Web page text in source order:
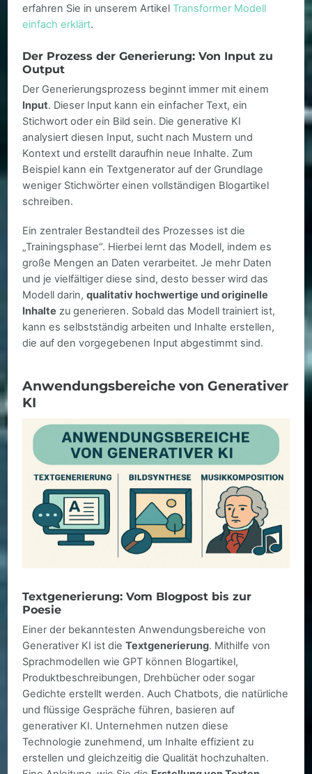
erfahren Sie in unserem ArtikelTransformer Modell
einfach erklärt.
Der Prozess der Generierung: Von Input zu
Output
Der Generierungsprozess beginnt immer mit einem
Input. Dieser Input kann ein einfacher Text, ein
Stichwort oder ein Bild sein. Die generative KI
analysiert diesen Input, sucht nach Mustern und
Kontext und erstellt daraufhin neue Inhalte. Zum
Beispiel kann ein Textgenerator auf der Grundlage
weniger Stichwörter einen vollständigen Blogartikel
schreiben.
Ein zentraler Bestandteil des Prozesses ist die
„Trainingsphase“. Hierbei lernt das Modell, indem es
große Mengen an Daten verarbeitet. Je mehr Daten
und je vielfältiger diese sind, desto besser wird das
Modell darin,qualitativ hochwertige und originelle
Inhalte zu generieren. Sobald das Modell trainiert ist,
kann es selbstständig arbeiten und Inhalte erstellen,
die auf den vorgegebenen Input abgestimmt sind.
Anwendungsbereiche von Generativer
KI
Textgenerierung: Vom Blogpost bis zur
Poesie
Einer der bekanntesten Anwendungsbereiche von
Generativer KI ist dieTextgenerierung. Mithilfe von
Sprachmodellen wie GPT können Blogartikel,
Produktbeschreibungen, Drehbücher oder sogar
Gedichte erstellt werden. Auch Chatbots, die natürliche
und flüssige Gespräche führen, basieren auf
generativer KI. Unternehmen nutzen diese
Technologie zunehmend, um Inhalte effizient zu
erstellen und gleichzeitig die Qualität hochzuhalten.